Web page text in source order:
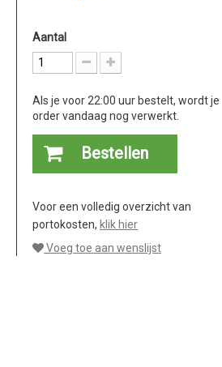
Aantal
Als je voor 22:00 uur bestelt, wordt je
order vandaag nog verwerkt.
Bestellen
Voor een volledig overzicht van
portokosten, klik hier
Voeg toe aan wenslijst